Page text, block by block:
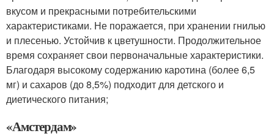
вкусом и прекрасными потребительскими
характеристиками. Не поражается, при хранении гнилью
и плесенью. Устойчив к цветушности. Продолжительное
время сохраняет свои первоначальные характеристики.
Благодаря высокому содержанию каротина (более 6,5
мг) и сахаров (до 8,5%) подходит для детского и
диетического питания;
«Амстердам»